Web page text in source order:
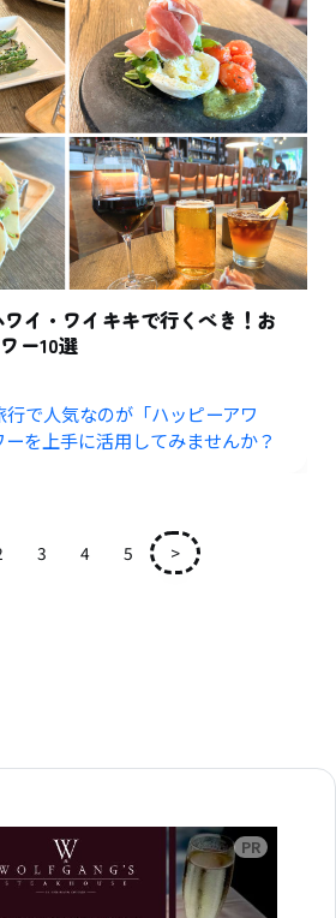
ワイ・ワイキキで行くべき！お
ー10選
で人気なのが「ハッピーアワ
を上手に活用してみませんか？
3 4 5 >